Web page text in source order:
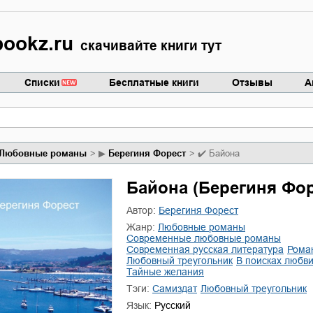
скачивайте книги тут
Списки Бесплатные книги Отзывы
любовные романы ▶ Берегиня Форест ✔️ Байона
Байона (Берегиня
Автор:
Берегиня Форест
Жанр:
любовные романы
современные любовные романы
современная русская литература
любовный треугольник
в поисках любви
тайные желания
Тэги:
Самиздат
любовный треугольник
Язык: Русский